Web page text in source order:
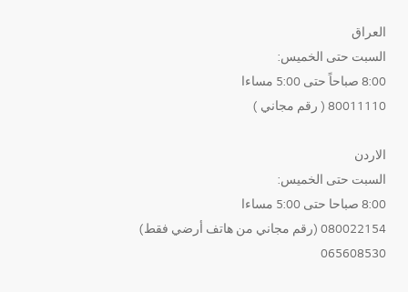
العراق
السبت حتى الخميس:
8:00 صباحاً حتى 5:00 مساءا
80011110 ( رقم مجاني )
الاردن
السبت حتى الخميس:
8:00 صباحا حتى 5:00 مساءا
080022154 (رقم مجاني من هاتف أرضي فقط)
065608530